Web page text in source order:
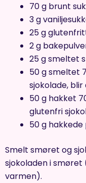
70 g brunt
3 g
25 g
2 g
25 g smeltet
50 g smeltet
sjokolade,
50 g hakket
glutenfri
50 g
Smelt smøret og
sjokoladen i
varmen).